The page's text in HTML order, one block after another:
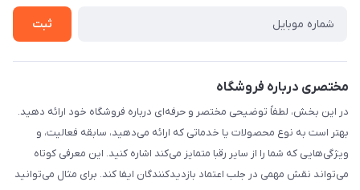
ثبت
مختصری درباره فروشگاه
در این بخش، لطفاً توضیحی مختصر و حرفه‌ای درباره فروشگاه خود ارائه دهید.
بهتر است به نوع محصولات یا خدماتی که ارائه می‌دهید، سابقه فعالیت، و
ویژگی‌هایی که شما را از سایر رقبا متمایز می‌کند اشاره کنید. این معرفی کوتاه
می‌تواند نقش مهمی در جلب اعتماد بازدیدکنندگان ایفا کند. برای مثال می‌توانید